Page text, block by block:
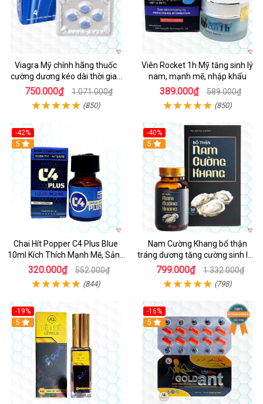
Viagra Mỹ chính hãng thuốc
cường dương kéo dài thời gian
cho Nam nhập khẩu chính ngạch
750.000₫ 1.071.000₫
(850)
Viên Rocket 1h Mỹ tăng sinh lý
nam, mạnh mẽ, nhập khẩu
389.000₫ 589.000₫
(850)
-42%
5
Chai Hít Popper C4 Plus Blue
10ml Kích Thích Mạnh Mẽ, Sảng
Khoái
320.000₫ 552.000₫
(844)
-40%
5
Nam Cường Khang bổ thận
tráng dương tăng cường sinh lực
nam
799.000₫ 1.332.000₫
(798)
-19%
5
-16%
5